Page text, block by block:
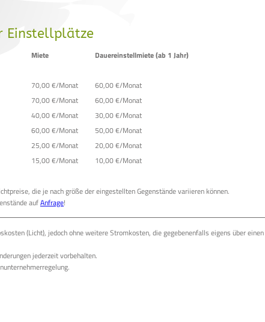
Einstellplätze
Miete Dauereinstellmiete (ab 1 Jahr)
70,00 €/Monat
60,00 €/Monat
70,00 €/Monat
60,00 €/Monat
40,00 €/Monat
30,00 €/Monat
60,00 €/Monat
50,00 €/Monat
25,00 €/Monat
20,00 €/Monat
15,00 €/Monat 10,00 €/Monat
die je nach größe der eingestellten Gegenstände variieren können.
aufAnfrage!
(Licht), jedoch ohne weitere Stromkosten, die gegebenenfalls eigens über einen
jederzeit vorbehalten.